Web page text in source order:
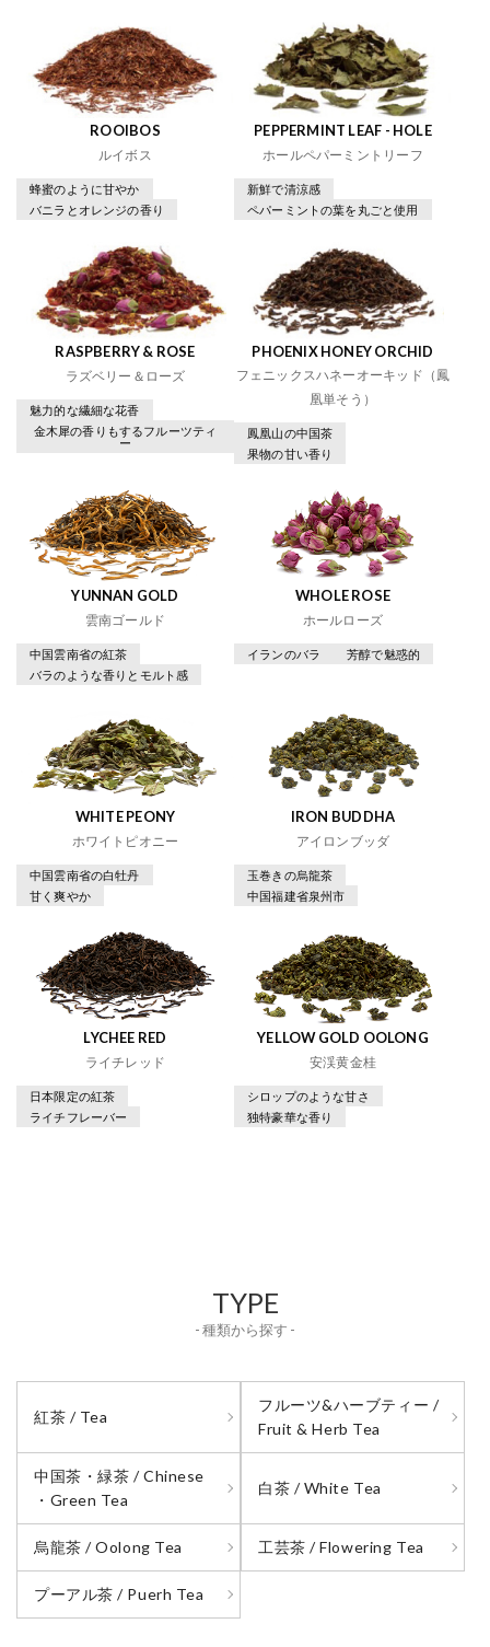
ROOIBOS
ルイボス
蜂蜜のように甘やか
バニラとオレンジの香り
PEPPERMINT LEAF - HOLE
ホールペパーミントリーフ
新鮮で清涼感
ペパーミントの葉を丸ごと使用
RASPBERRY & ROSE
ラズベリー＆ローズ
魅力的な繊細な花香
金木犀の香りもするフルーツティ
ー
PHOENIX HONEY ORCHID
フェニックスハネーオーキッド（鳳
凰単そう）
鳳凰山の中国茶
果物の甘い香り
YUNNAN GOLD
雲南ゴールド
中国雲南省の紅茶
バラのような香りとモルト感
WHOLE ROSE
ホールローズ
イランのバラ 芳醇で魅惑的
WHITE PEONY
ホワイトピオニー
中国雲南省の白牡丹
甘く爽やか
IRON BUDDHA
アイロンブッダ
玉巻きの烏龍茶
中国福建省泉州市
LYCHEE RED
ライチレッド
日本限定の紅茶
ライチフレーバー
YELLOW GOLD OOLONG
安渓黄金桂
シロップのような甘さ
独特豪華な香り
TYPE
- 種類から探す -
紅茶 / Tea
フルーツ&ハーブティー /
Fruit & Herb Tea
中国茶・緑茶 / Chinese
・Green Tea
白茶 / White Tea
烏龍茶 / Oolong Tea 工芸茶 / Flowering Tea
プーアル茶 / Puerh Tea